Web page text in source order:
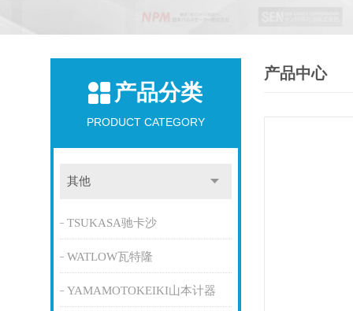
产品分类
PRODUCT CATEGORY
其他
TSUKASA驰卡沙
WATLOW瓦特隆
YAMAMOTOKEIKI山本计器
产品中心